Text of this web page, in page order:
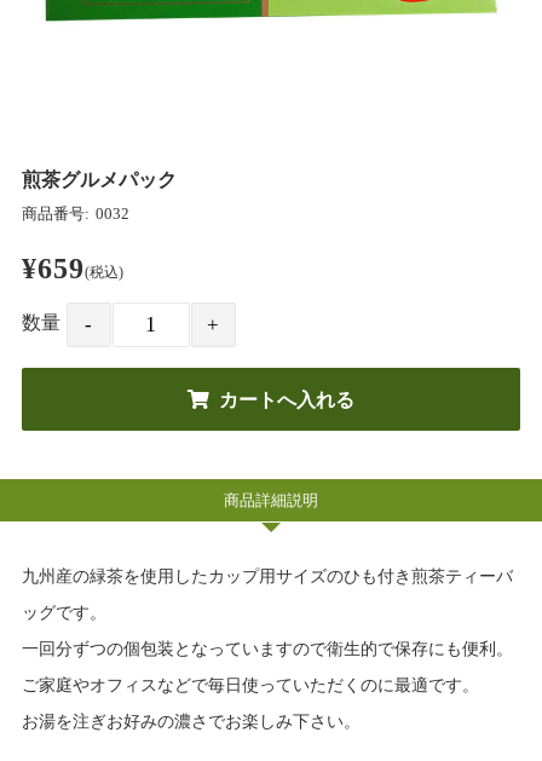
煎茶グルメパック
商品番号: 0032
¥659(税込)
数量
商品詳細説明
九州産の緑茶を使用したカップ用サイズのひも付き煎茶ティーバ
ッグです。
一回分ずつの個包装となっていますので衛生的で保存にも便利。
ご家庭やオフィスなどで毎日使っていただくのに最適です。
お湯を注ぎお好みの濃さでお楽しみ下さい。